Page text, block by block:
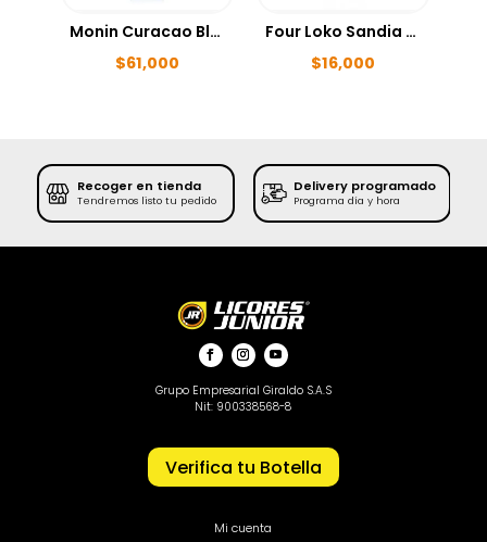
Monin Curacao Blue 750ml
$61,000
Four Loko Sandia 473ml
$16,000
Recoger en tienda
Tendremos listo tu pedido
Delivery programado
Programa día y hora
Grupo Empresarial Giraldo S.A.S
Nit: 900338568-8
Verifica tu Botella
Mi cuenta